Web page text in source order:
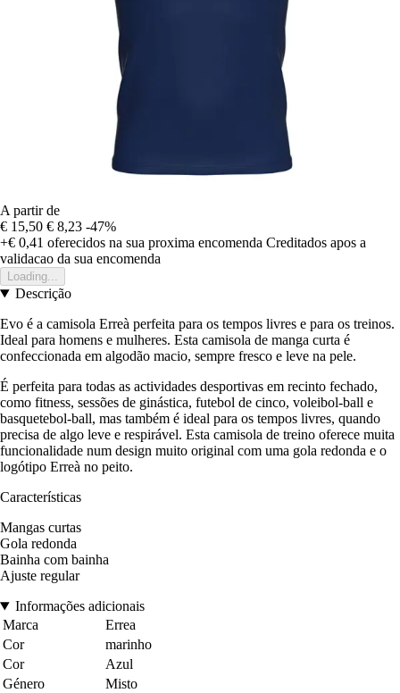
A partir de
€ 15,50 € 8,23 -47%
+€ 0,41 oferecidos na sua proxima encomenda Creditados apos a
validacao da sua encomenda
Loading...
Descrição
Evo é a camisola Erreà perfeita para os tempos livres e para os treinos.
Ideal para homens e mulheres. Esta camisola de manga curta é
confeccionada em algodão macio, sempre fresco e leve na pele.
É perfeita para todas as actividades desportivas em recinto fechado,
como fitness, sessões de ginástica, futebol de cinco, voleibol-ball e
basquetebol-ball, mas também é ideal para os tempos livres, quando
precisa de algo leve e respirável. Esta camisola de treino oferece muita
funcionalidade num design muito original com uma gola redonda e o
logótipo Erreà no peito.
Características
Mangas curtas
Gola redonda
Bainha com bainha
Ajuste regular
Informações adicionais
Marca
Errea
Cor
marinho
Cor
Azul
Género
Misto